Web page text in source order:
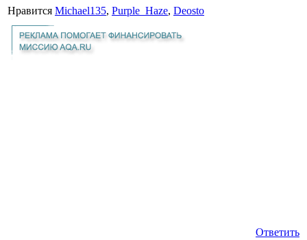
Нравится Michael135, Purple_Haze, Deosto
Ответить